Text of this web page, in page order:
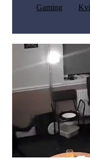
Gaming